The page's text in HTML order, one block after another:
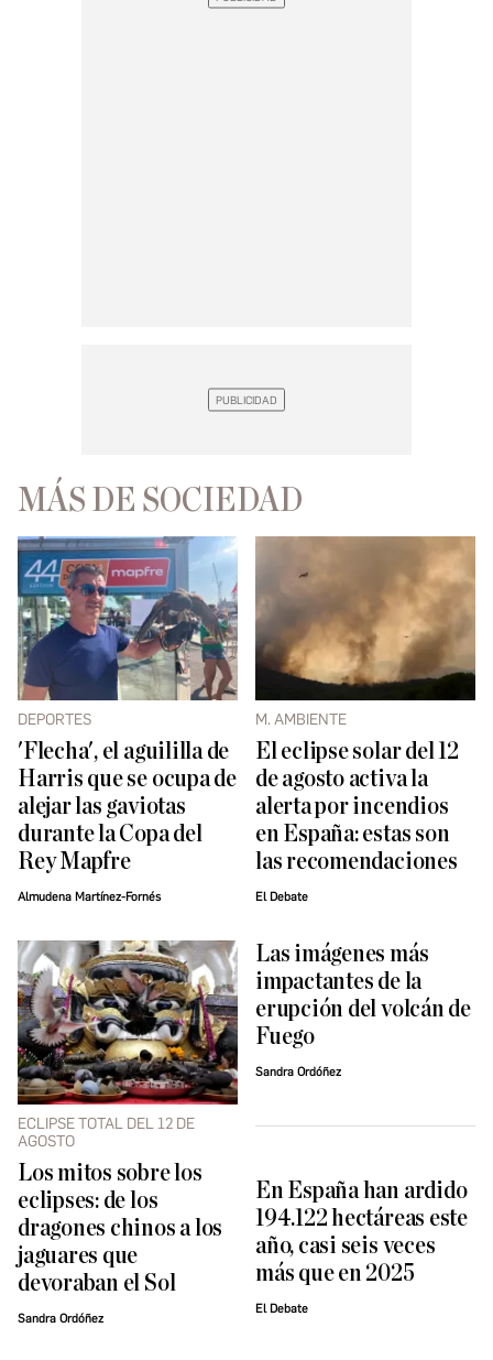
MÁS DE SOCIEDAD
DEPORTES
'Flecha', el aguililla de
Harris que se ocupa de
alejar las gaviotas
durante la Copa del
Rey Mapfre
Almudena Martínez-Fornés
M. AMBIENTE
El eclipse solar del 12
de agosto activa la
alerta por incendios
en España: estas son
las recomendaciones
El Debate
ECLIPSE TOTAL DEL 12 DE
AGOSTO
Los mitos sobre los
eclipses: de los
dragones chinos a los
jaguares que
devoraban el Sol
Sandra Ordóñez
Las imágenes más
impactantes de la
erupción del volcán de
Fuego
Sandra Ordóñez
En España han ardido
194.122 hectáreas este
año, casi seis veces
más que en 2025
El Debate